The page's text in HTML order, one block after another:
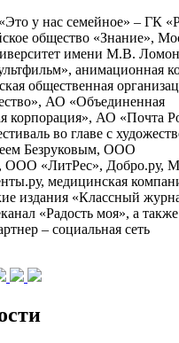
у нас семейное» – ГК
общество «Знание»,
имени М.В.
анимационная
общественная
АО «Объединенная
корпорация», АО «Почта
во главе с
Безруковым, ООО
ООО «ЛитРес», Добро.ру,
медицинская
издания «Классный
«Радость моя», а также
– социальная сеть